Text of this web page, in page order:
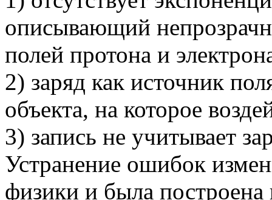
описывающий
полей протона и
2) заряд как источник
объекта, на которое
3) запись не учитывает
Устранение ошибок
физики и была построена